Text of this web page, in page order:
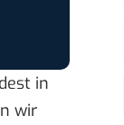
in
wir